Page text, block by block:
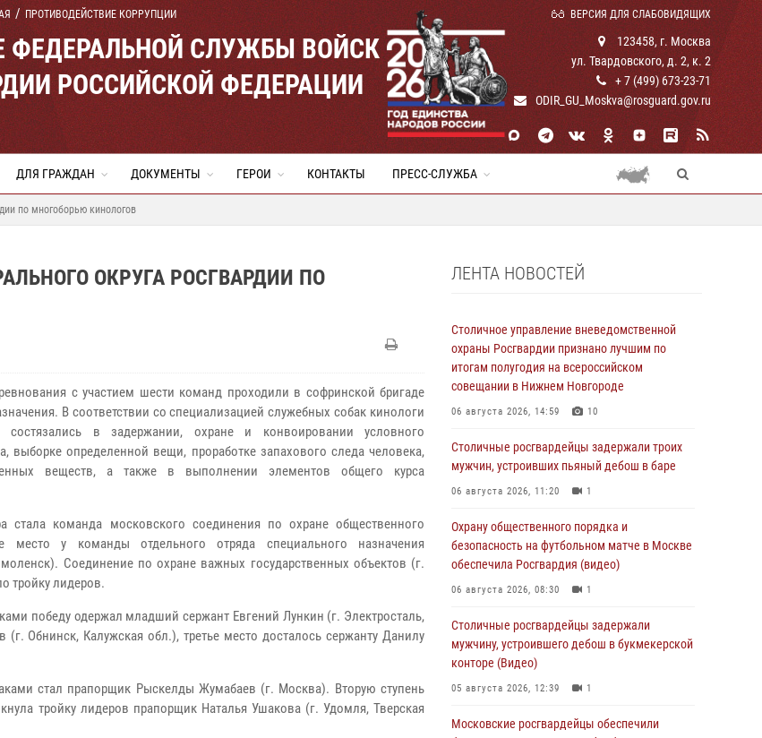
ПРОТИВОДЕЙСТВИЕ КОРРУПЦИИ ВЕРСИЯ ДЛЯ СЛАБОВИДЯЩИХ
ФЕДЕРАЛЬНОЙ СЛУЖБЫ ВОЙСК
РОССИЙСКОЙ ФЕДЕРАЦИИ
123458, г. Москва
ул. Твардовского, д. 2, к. 2
+ 7 (499) 673-23-71
ODIR_GU_Moskva@rosguard.gov.ru
ДЛЯ ГРАЖДАН ДОКУМЕНТЫ ГЕРОИ КОНТАКТЫ ПРЕСС-СЛУЖБА
по многоборью кинологов
ОКРУГА РОСГВАРДИИ ПО
с участием шести команд проходили в софринской бригаде
В соответствии со специализацией служебных собак кинологи
в задержании, охране и конвоировании условного
выборке определенной вещи, проработке запахового следа человека,
веществ, а также в выполнении элементов общего курса
стала команда московского соединения по охране общественного
место у команды отдельного отряда специального назначения
Соединение по охране важных государственных объектов (г.
тройку лидеров.
победу одержал младший сержант Евгений Лункин (г. Электросталь,
Обнинск, Калужская обл.), третье место досталось сержанту Данилу
стал прапорщик Рыскелды Жумабаев (г. Москва). Вторую ступень
тройку лидеров прапорщик Наталья Ушакова (г. Удомля, Тверская
ЛЕНТА НОВОСТЕЙ
Столичное управление вневедомственной
охраны Росгвардии признано лучшим по
итогам полугодия на всероссийском
совещании в Нижнем Новгороде
06 августа 2026, 14:59 10
Столичные росгвардейцы задержали троих
мужчин, устроивших пьяный дебош в баре
06 августа 2026, 11:20 1
Охрану общественного порядка и
безопасность на футбольном матче в Москве
обеспечила Росгвардия (видео)
06 августа 2026, 08:30 1
Столичные росгвардейцы задержали
мужчину, устроившего дебош в букмекерской
конторе (Видео)
05 августа 2026, 12:39 1
Московские росгвардейцы обеспечили